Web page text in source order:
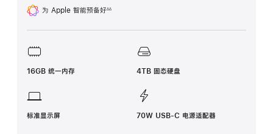
为 Apple 智能预备好∆∆
16GB 统一内存 4TB 固态硬盘
标准显示屏 70W USB-C 电源适配器